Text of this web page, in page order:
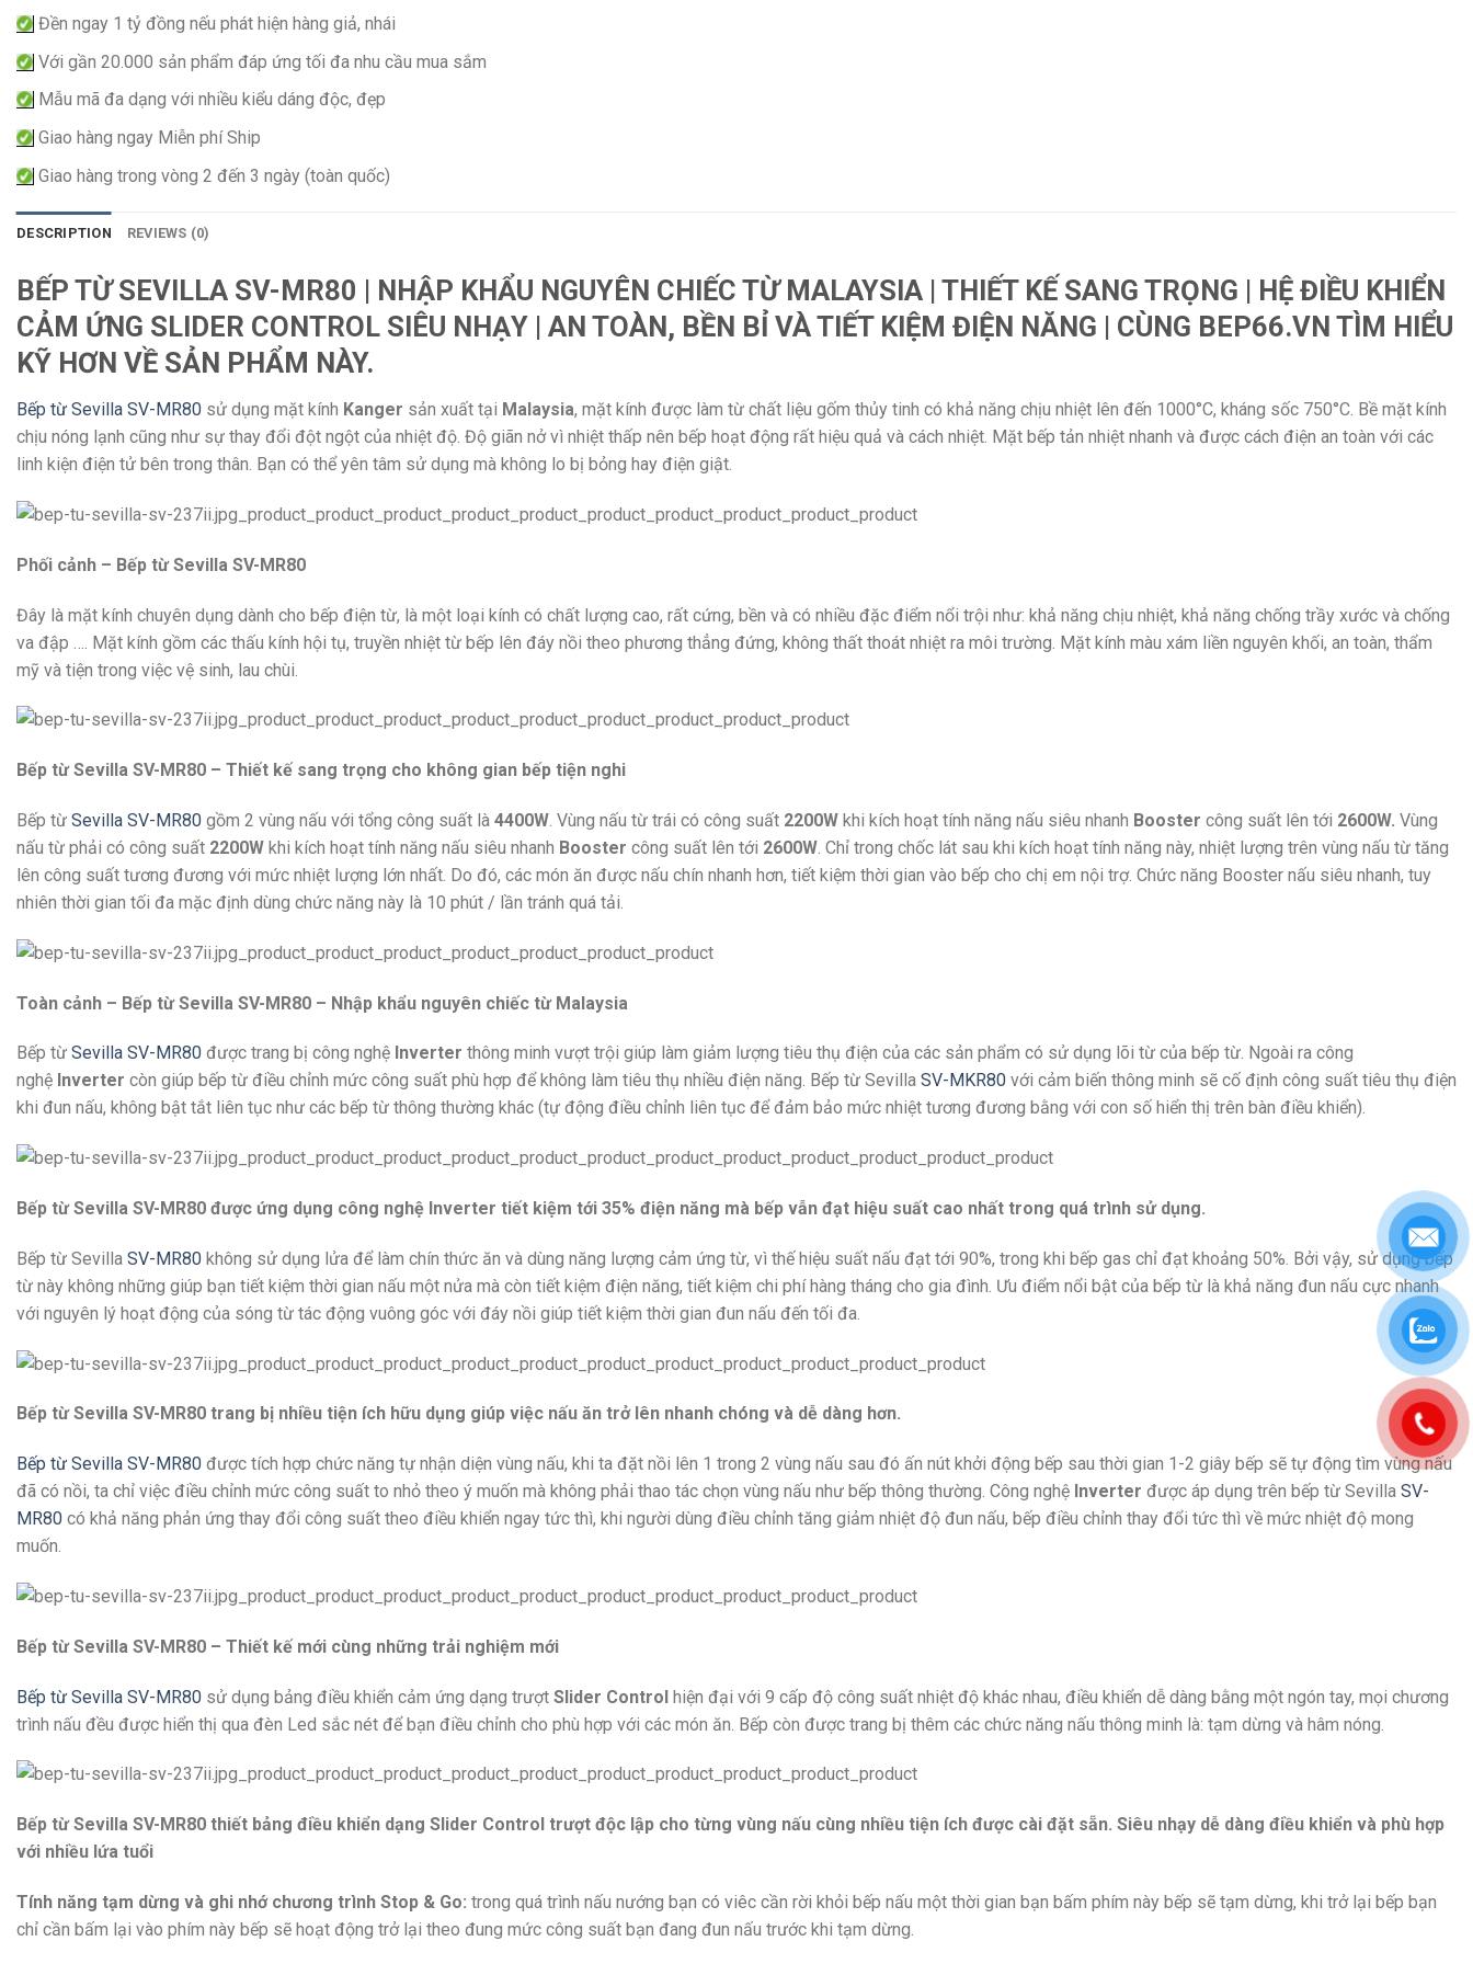
Đền ngay 1 tỷ đồng nếu phát hiện hàng giả, nhái
Với gần 20.000 sản phẩm đáp ứng tối đa nhu cầu mua sắm
Mẫu mã đa dạng với nhiều kiểu dáng độc, đẹp
Giao hàng ngay Miễn phí Ship
Giao hàng trong vòng 2 đến 3 ngày (toàn quốc)
DESCRIPTION REVIEWS (0)
BẾP TỪ SEVILLA SV-MR80 | NHẬP KHẨU NGUYÊN CHIẾC TỪ MALAYSIA | THIẾT KẾ SANG TRỌNG | HỆ ĐIỀU KHIỂN
CẢM ỨNG SLIDER CONTROL SIÊU NHẠY | AN TOÀN, BỀN BỈ VÀ TIẾT KIỆM ĐIỆN NĂNG | CÙNG BEP66.VN TÌM HIỂU
KỸ HƠN VỀ SẢN PHẨM NÀY.
Bếp từ Sevilla SV-MR80 sử dụng mặt kính Kanger sản xuất tại Malaysia, mặt kính được làm từ chất liệu gốm thủy tinh có khả năng chịu nhiệt lên đến 1000°C, kháng sốc 750°C. Bề mặt kính
chịu nóng lạnh cũng như sự thay đổi đột ngột của nhiệt độ. Độ giãn nở vì nhiệt thấp nên bếp hoạt động rất hiệu quả và cách nhiệt. Mặt bếp tản nhiệt nhanh và được cách điện an toàn với các
linh kiện điện tử bên trong thân. Bạn có thể yên tâm sử dụng mà không lo bị bỏng hay điện giật.
Phối cảnh – Bếp từ Sevilla SV-MR80
Đây là mặt kính chuyên dụng dành cho bếp điện từ, là một loại kính có chất lượng cao, rất cứng, bền và có nhiều đặc điểm nổi trội như: khả năng chịu nhiệt, khả năng chống trầy xước và chống
va đập …. Mặt kính gồm các thấu kính hội tụ, truyền nhiệt từ bếp lên đáy nồi theo phương thẳng đứng, không thất thoát nhiệt ra môi trường. Mặt kính màu xám liền nguyên khối, an toàn, thẩm
mỹ và tiện trong việc vệ sinh, lau chùi.
Bếp từ Sevilla SV-MR80 – Thiết kế sang trọng cho không gian bếp tiện nghi
Bếp từ Sevilla SV-MR80 gồm 2 vùng nấu với tổng công suất là 4400W. Vùng nấu từ trái có công suất 2200W khi kích hoạt tính năng nấu siêu nhanh Booster công suất lên tới 2600W. Vùng
nấu từ phải có công suất 2200W khi kích hoạt tính năng nấu siêu nhanh Booster công suất lên tới 2600W. Chỉ trong chốc lát sau khi kích hoạt tính năng này, nhiệt lượng trên vùng nấu từ tăng
lên công suất tương đương với mức nhiệt lượng lớn nhất. Do đó, các món ăn được nấu chín nhanh hơn, tiết kiệm thời gian vào bếp cho chị em nội trợ. Chức năng Booster nấu siêu nhanh, tuy
nhiên thời gian tối đa mặc định dùng chức năng này là 10 phút / lần tránh quá tải.
Toàn cảnh – Bếp từ Sevilla SV-MR80 – Nhập khẩu nguyên chiếc từ Malaysia
Bếp từ Sevilla SV-MR80 được trang bị công nghệ Inverter thông minh vượt trội giúp làm giảm lượng tiêu thụ điện của các sản phẩm có sử dụng lõi từ của bếp từ. Ngoài ra công
nghệ Inverter còn giúp bếp từ điều chỉnh mức công suất phù hợp để không làm tiêu thụ nhiều điện năng. Bếp từ Sevilla SV-MKR80 với cảm biến thông minh sẽ cố định công suất tiêu thụ điện
khi đun nấu, không bật tắt liên tục như các bếp từ thông thường khác (tự động điều chỉnh liên tục để đảm bảo mức nhiệt tương đương bằng với con số hiển thị trên bàn điều khiển).
Bếp từ Sevilla SV-MR80 được ứng dụng công nghệ Inverter tiết kiệm tới 35% điện năng mà bếp vẫn đạt hiệu suất cao nhất trong quá trình sử dụng.
Bếp từ Sevilla SV-MR80 không sử dụng lửa để làm chín thức ăn và dùng năng lượng cảm ứng từ, vì thế hiệu suất nấu đạt tới 90%, trong khi bếp gas chỉ đạt khoảng 50%. Bởi vậy, sử dụng bếp
từ này không những giúp bạn tiết kiệm thời gian nấu một nửa mà còn tiết kiệm điện năng, tiết kiệm chi phí hàng tháng cho gia đình. Ưu điểm nổi bật của bếp từ là khả năng đun nấu cực nhanh
với nguyên lý hoạt động của sóng từ tác động vuông góc với đáy nồi giúp tiết kiệm thời gian đun nấu đến tối đa.
Bếp từ Sevilla SV-MR80 trang bị nhiều tiện ích hữu dụng giúp việc nấu ăn trở lên nhanh chóng và dễ dàng hơn.
Bếp từ Sevilla SV-MR80 được tích hợp chức năng tự nhận diện vùng nấu, khi ta đặt nồi lên 1 trong 2 vùng nấu sau đó ấn nút khởi động bếp sau thời gian 1-2 giây bếp sẽ tự động tìm vùng nấu
đã có nồi, ta chỉ việc điều chỉnh mức công suất to nhỏ theo ý muốn mà không phải thao tác chọn vùng nấu như bếp thông thường. Công nghệ Inverter được áp dụng trên bếp từ Sevilla SV-
MR80 có khả năng phản ứng thay đổi công suất theo điều khiển ngay tức thì, khi người dùng điều chỉnh tăng giảm nhiệt độ đun nấu, bếp điều chỉnh thay đổi tức thì về mức nhiệt độ mong
muốn.
Bếp từ Sevilla SV-MR80 – Thiết kế mới cùng những trải nghiệm mới
Bếp từ Sevilla SV-MR80 sử dụng bảng điều khiển cảm ứng dạng trượt Slider Control hiện đại với 9 cấp độ công suất nhiệt độ khác nhau, điều khiển dễ dàng bằng một ngón tay, mọi chương
trình nấu đều được hiển thị qua đèn Led sắc nét để bạn điều chỉnh cho phù hợp với các món ăn. Bếp còn được trang bị thêm các chức năng nấu thông minh là: tạm dừng và hâm nóng.
Bếp từ Sevilla SV-MR80 thiết bảng điều khiển dạng Slider Control trượt độc lập cho từng vùng nấu cùng nhiều tiện ích được cài đặt sẵn. Siêu nhạy dễ dàng điều khiển và phù hợp
với nhiều lứa tuổi
Tính năng tạm dừng và ghi nhớ chương trình Stop & Go: trong quá trình nấu nướng bạn có viêc cần rời khỏi bếp nấu một thời gian bạn bấm phím này bếp sẽ tạm dừng, khi trở lại bếp bạn
chỉ cần bấm lại vào phím này bếp sẽ hoạt động trở lại theo đung mức công suất bạn đang đun nấu trước khi tạm dừng.